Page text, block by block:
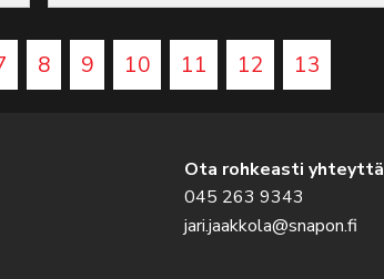
8 9 10 11 12 13
Ota rohkeasti yhteyttä
045 263 9343
jari.jaakkola@snapon.fi